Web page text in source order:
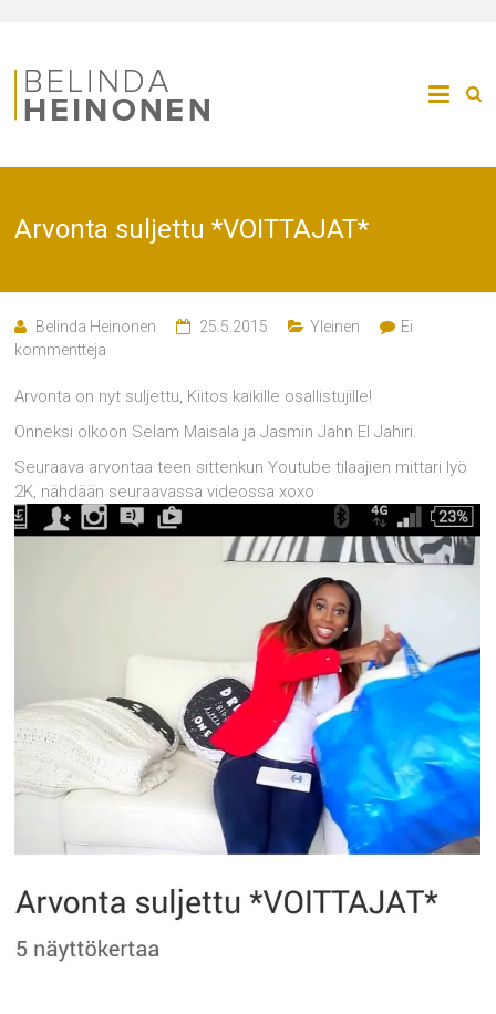
Arvonta suljettu *VOITTAJAT*
Belinda Heinonen 25.5.2015 Yleinen
Ei
kommentteja
Arvonta on nyt suljettu, Kiitos kaikille osallistujille!
Onneksi olkoon Selam Maisala ja Jasmin Jahn El Jahiri.
Seuraava arvontaa teen sittenkun Youtube tilaajien mittari lyö
2K, nähdään seuraavassa videossa xoxo